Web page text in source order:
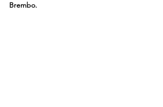
Brembo.